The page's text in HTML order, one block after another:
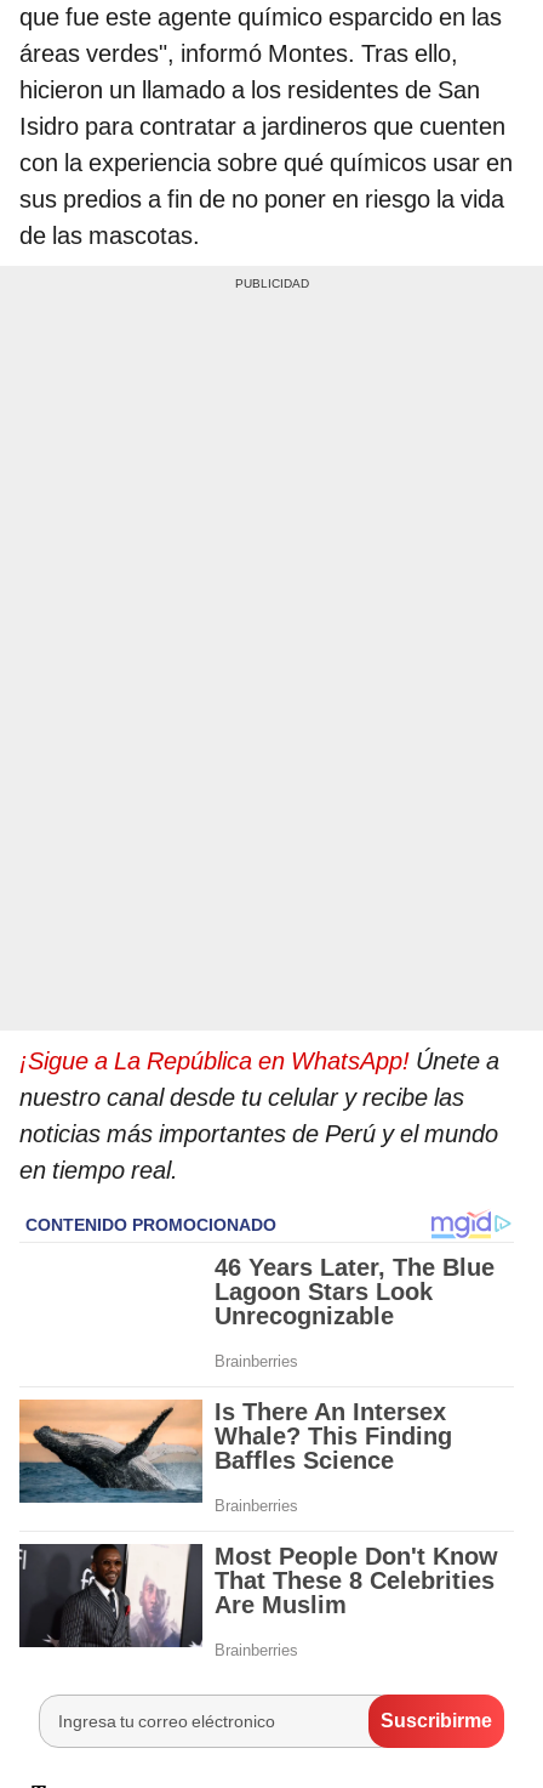
que fue este agente químico esparcido en las
áreas verdes", informó Montes. Tras ello,
hicieron un llamado a los residentes de San
Isidro para contratar a jardineros que cuenten
con la experiencia sobre qué químicos usar en
sus predios a fin de no poner en riesgo la vida
de las mascotas.
¡Sigue a La República en WhatsApp! Únete a
nuestro canal desde tu celular y recibe las
noticias más importantes de Perú y el mundo
en tiempo real.